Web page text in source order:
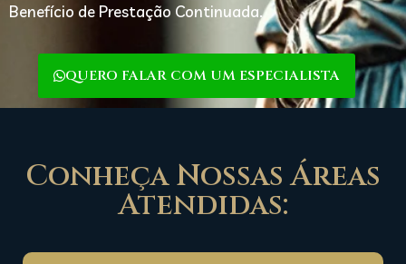
Benefício de Prestação Continuada.
QUERO FALAR COM UM ESPECIALISTA
Conheça Nossas Áreas
Atendidas: